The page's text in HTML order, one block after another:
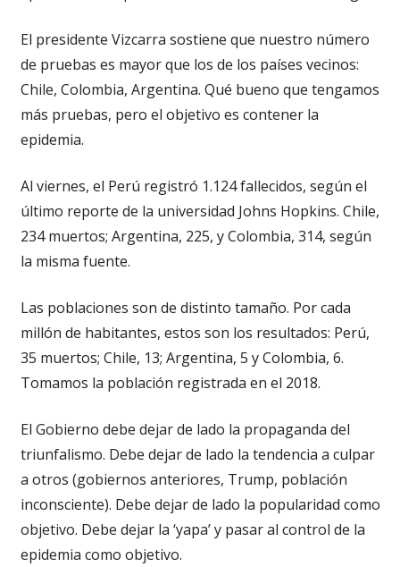
El presidente Vizcarra sostiene que nuestro número
de pruebas es mayor que los de los países vecinos:
Chile, Colombia, Argentina. Qué bueno que tengamos
más pruebas, pero el objetivo es contener la
epidemia.
Al viernes, el Perú registró 1.124 fallecidos, según el
último reporte de la universidad Johns Hopkins. Chile,
234 muertos; Argentina, 225, y Colombia, 314, según
la misma fuente.
Las poblaciones son de distinto tamaño. Por cada
millón de habitantes, estos son los resultados: Perú,
35 muertos; Chile, 13; Argentina, 5 y Colombia, 6.
Tomamos la población registrada en el 2018.
El Gobierno debe dejar de lado la propaganda del
triunfalismo. Debe dejar de lado la tendencia a culpar
a otros (gobiernos anteriores, Trump, población
inconsciente). Debe dejar de lado la popularidad como
objetivo. Debe dejar la ‘yapa’ y pasar al control de la
epidemia como objetivo.